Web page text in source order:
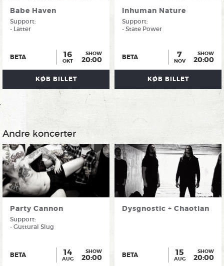
Babe Haven
Support:
- Latter
BETA 16
OKT
SHOW
20:00
KØB BILLET
Inhuman Nature
Support:
- State Power
BETA 7
NOV
SHOW
20:00
KØB BILLET
Andre koncerter
Party Cannon
Support:
- Guttural Slug
BETA 14
AUG
SHOW
20:00
Dysgnostic + Chaotian
BETA 15
AUG
SHOW
20:00